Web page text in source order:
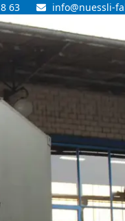
63 info@nuessli-